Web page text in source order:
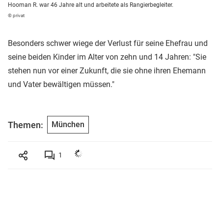
Hooman R. war 46 Jahre alt und arbeitete als Rangierbegleiter.
© privat
Besonders schwer wiege der Verlust für seine Ehefrau und
seine beiden Kinder im Alter von zehn und 14 Jahren: "Sie
stehen nun vor einer Zukunft, die sie ohne ihren Ehemann
und Vater bewältigen müssen."
Themen: München
1